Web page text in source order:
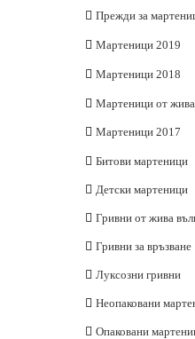
Картончета
Пликчета
Прежди за
Вълнени прежди
Акрилни прежди
Шнурове за
Мартеници 2019
Неопаковани
Опаковани
Матераили за
Пръстени
Мартеници 2018
Неопаковани
Мартеници от
Мартеници 2017
За закичване
Гривни
Сувенири
Офис мартеници
Битови мартеници
Детски мартеници
Гривни от жива
Гривни за връзване
Луксозни гривни
Неопаковани
Опаковани